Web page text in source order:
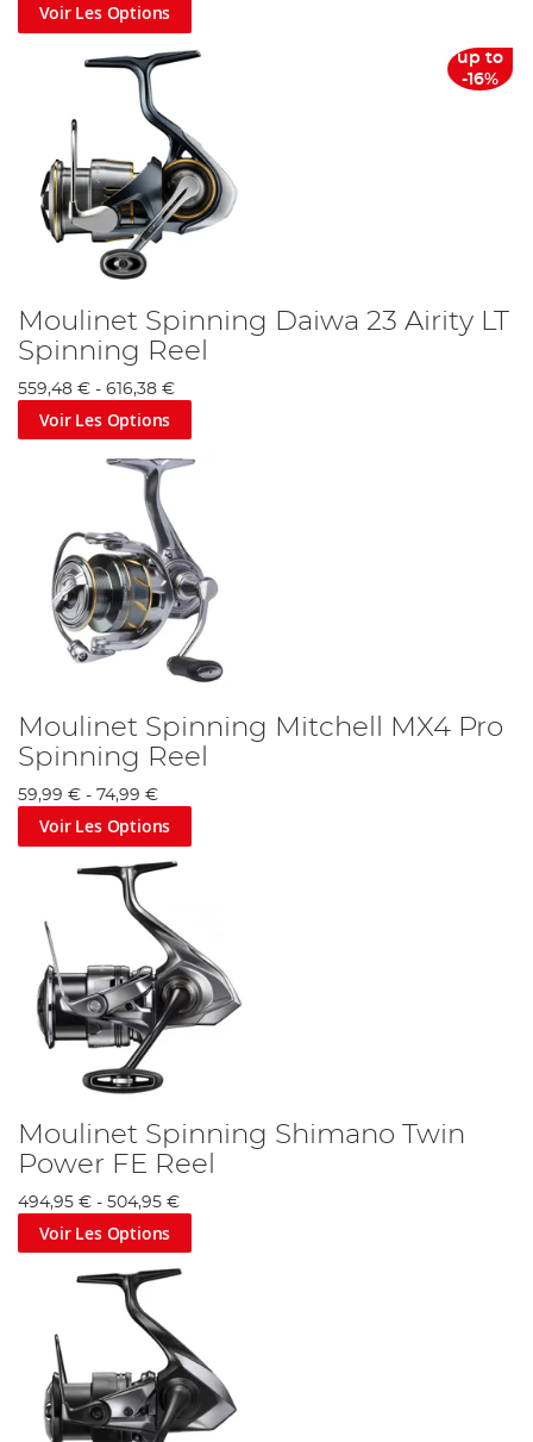
Voir Les Options
up to
-16%
Moulinet Spinning Daiwa 23 Airity LT
Spinning Reel
559,48 € - 616,38 €
Voir Les Options
Moulinet Spinning Mitchell MX4 Pro
Spinning Reel
59,99 € - 74,99 €
Voir Les Options
Moulinet Spinning Shimano Twin
Power FE Reel
494,95 € - 504,95 €
Voir Les Options